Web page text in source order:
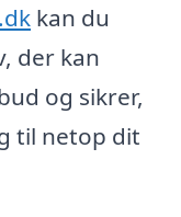
kan du
der kan
og sikrer,
til netop dit